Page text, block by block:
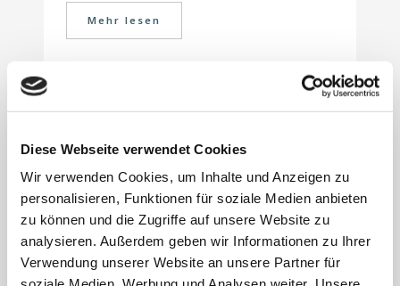
Diese Webseite verwendet Cookies
Wir verwenden Cookies, um Inhalte und Anzeigen zu
personalisieren, Funktionen für soziale Medien anbieten
zu können und die Zugriffe auf unsere Website zu
analysieren. Außerdem geben wir Informationen zu Ihrer
Verwendung unserer Website an unsere Partner für
Mehr lesen
1. Juni 2022
Ablegen des
Handysauf
Oberschenkel ist
verbotswidrige
Nutzung lt. StVO